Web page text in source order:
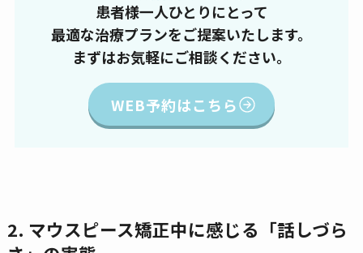
患者様一人ひとりにとって
最適な治療プランをご提案いたします。
まずはお気軽にご相談ください。
WEB予約はこちら
2. マウスピース矯正中に感じる「話しづら